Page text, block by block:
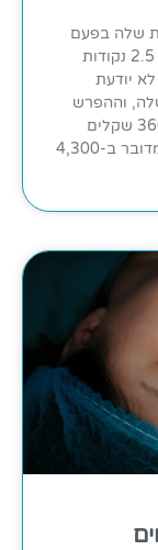
שלה בפעם
הראשונה אחרי שנים. היא רואה שמופיעות 2.5 נקודות
יודעת
שלה, וההפרש
הזה – 1.5 נקודות לחודש – מתורגם לכ-360 שקלים
בחודש שהיא מפסידה. במונחים שנתיים, מדובר ב-4,300